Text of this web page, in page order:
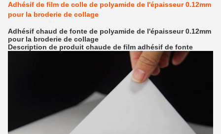
Adhésif de film de colle de polyamide de l'épaisseur 0.12mm
pour la broderie de collage
Adhésif chaud de fonte de polyamide de l'épaisseur 0.12mm
pour la broderie de collage
Description de produit chaude de film adhésif de fonte